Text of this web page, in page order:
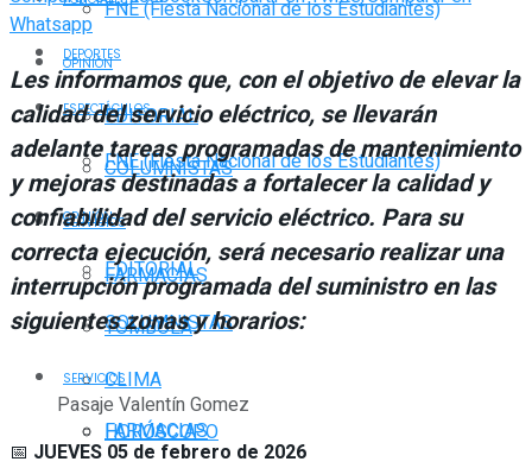
FNE (Fiesta Nacional de los Estudiantes)
OPINIÓN
EDITORIAL
COLUMNISTAS
SERVICIOS
FARMACIAS
TOMBOLA
CLIMA
HORÓSCOPO
DEPORTES
ESPECTÁCULOS
FNE (Fiesta Nacional de los Estudiantes)
OPINIÓN
EDITORIAL
COLUMNISTAS
SERVICIOS
FARMACIAS
Whatsapp
Les informamos que, con el objetivo de elevar la
calidad del servicio eléctrico, se llevarán
adelante tareas programadas de mantenimiento
y mejorasdestinadas a fortalecer la calidad y
confiabilidad del servicio eléctrico. Para su
correcta ejecución, será necesario realizar una
interrupción programada del suministro en las
siguientes zonas y horarios:
Pasaje Valentín Gomez
📅 JUEVES 05 de febrero de 2026